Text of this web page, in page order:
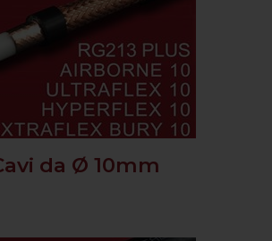
da Ø 10mm